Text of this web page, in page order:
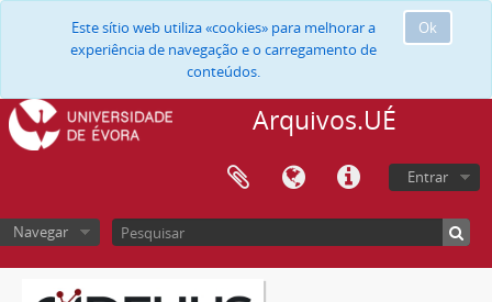
Ok
Este sítio web utiliza «cookies» para melhorar a
experiência de navegação e o carregamento de
conteúdos.
Arquivos.UÉ
Entrar
Navegar